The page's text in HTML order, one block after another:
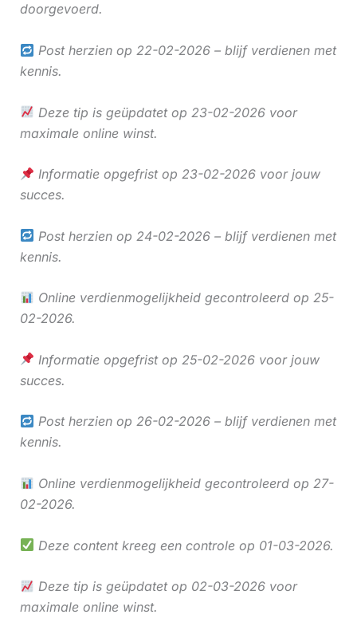
doorgevoerd.
Post herzien op 22-02-2026 – blijf verdienen met
kennis.
Deze tip is geüpdatet op 23-02-2026 voor
maximale online winst.
Informatie opgefrist op 23-02-2026 voor jouw
succes.
Post herzien op 24-02-2026 – blijf verdienen met
kennis.
Online verdienmogelijkheid gecontroleerd op 25-
02-2026.
Informatie opgefrist op 25-02-2026 voor jouw
succes.
Post herzien op 26-02-2026 – blijf verdienen met
kennis.
Online verdienmogelijkheid gecontroleerd op 27-
02-2026.
Deze content kreeg een controle op 01-03-2026.
Deze tip is geüpdatet op 02-03-2026 voor
maximale online winst.